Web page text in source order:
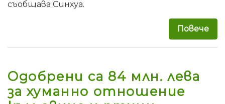
съобщава Синхуа.
Повече
Одобрени са 84 млн. лева
за хуманно отношение